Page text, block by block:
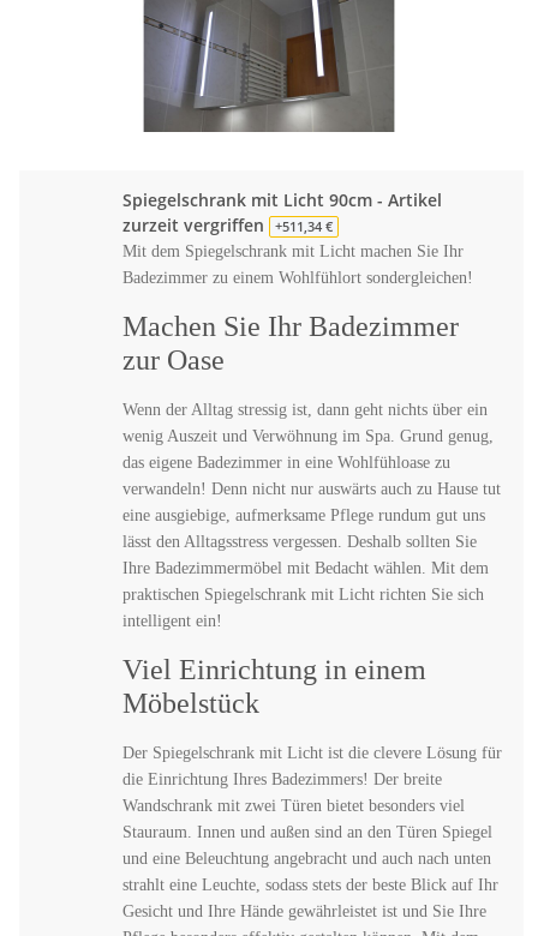
Spiegelschrank mit Licht 90cm - Artikel
zurzeit vergriffen
+511,34 €
Mit dem Spiegelschrank mit Licht machen Sie Ihr
Badezimmer zu einem Wohlfühlort sondergleichen!
Machen Sie Ihr Badezimmer
zur Oase
Wenn der Alltag stressig ist, dann geht nichts über ein
wenig Auszeit und Verwöhnung im Spa. Grund genug,
das eigene Badezimmer in eine Wohlfühloase zu
verwandeln! Denn nicht nur auswärts auch zu Hause tut
eine ausgiebige, aufmerksame Pflege rundum gut uns
lässt den Alltagsstress vergessen. Deshalb sollten Sie
Ihre Badezimmermöbel mit Bedacht wählen. Mit dem
praktischen Spiegelschrank mit Licht richten Sie sich
intelligent ein!
Viel Einrichtung in einem
Möbelstück
Der Spiegelschrank mit Licht ist die clevere Lösung für
die Einrichtung Ihres Badezimmers! Der breite
Wandschrank mit zwei Türen bietet besonders viel
Stauraum. Innen und außen sind an den Türen Spiegel
und eine Beleuchtung angebracht und auch nach unten
strahlt eine Leuchte, sodass stets der beste Blick auf Ihr
Gesicht und Ihre Hände gewährleistet ist und Sie Ihre